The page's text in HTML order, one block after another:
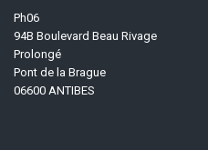
Ph06
94B Boulevard Beau Rivage
Prolongé
Pont de la Brague
06600 ANTIBES